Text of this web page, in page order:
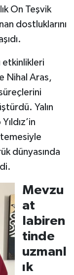
On Teşvik
dostluklarını
etkinlikleri
Nihal Aras,
Yalın
dünyasında
Mevzu
at
labiren
tinde
uzmanl
ık